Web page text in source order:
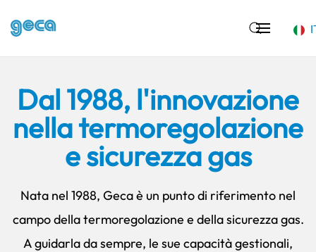
Dal 1988, l'innovazione
nella termoregolazione
e sicurezza gas
Nata nel 1988, Geca è un punto di riferimento nel
campo della termoregolazione e della sicurezza gas.
A guidarla da sempre, le sue capacità gestionali,